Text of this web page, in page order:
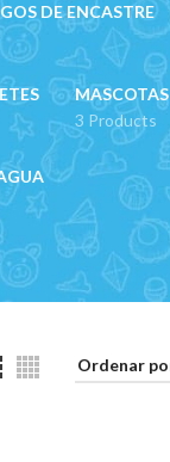
DE ENCASTRE
MASCOTAS
3 Products